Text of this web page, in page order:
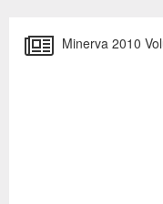
Minerva 2010